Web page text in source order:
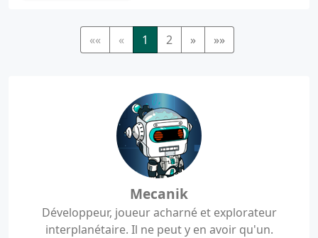
«« « 1 2 » »»
Mecanik
Développeur, joueur acharné et explorateur
interplanétaire. Il ne peut y en avoir qu'un.